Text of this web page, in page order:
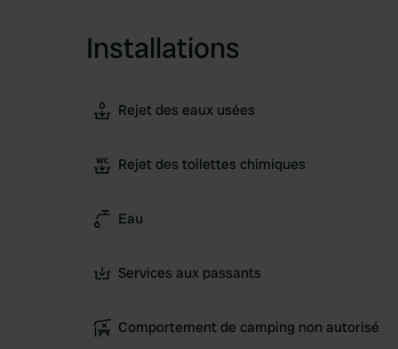
Installations
Rejet des eaux usées
Rejet des toilettes chimiques
Eau
Services aux passants
Comportement de camping non autorisé